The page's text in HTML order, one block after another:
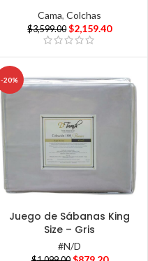
Cama,Colchas
$3,599.00 $2,159.40
-20%
Juego de Sábanas King
Size – Gris
#N/D